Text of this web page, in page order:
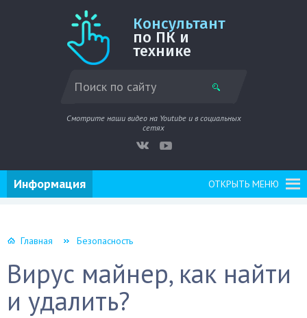
Консультант
по ПК и
технике
Смотрите наши видео на Youtube и в социальных
сетях
ОТКРЫТЬ МЕНЮ
Информация
Главная Безопасность
Вирус майнер, как найти
и удалить?